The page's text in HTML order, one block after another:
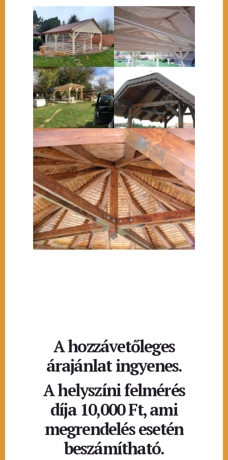
A hozzávetőleges
árajánlat ingyenes.
A helyszíni felmérés
díja 10,000 Ft, ami
megrendelés esetén
beszámítható.